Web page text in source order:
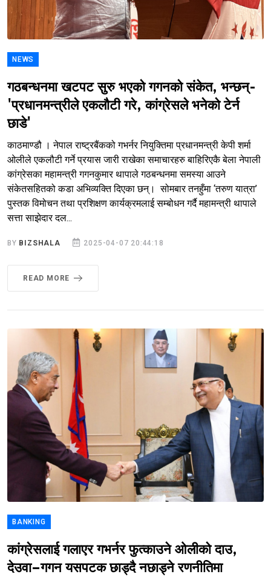
NEWS
गठबन्धनमा खटपट सुरु भएको गगनको संकेत, भन्छन्-
'प्रधानमन्त्रीले एकलौटी गरे, कांग्रेसले भनेको टेर्न
छाडे'
काठमाण्डौ । नेपाल राष्ट्रबैंकको गभर्नर नियुक्तिमा प्रधानमन्त्री केपी शर्मा
ओलीले एकलौटी गर्ने प्रयास जारी राखेका समाचारहरु बाहिरिएकै बेला नेपाली
कांग्रेसका महामन्त्री गगनकुमार थापाले गठबन्धनमा समस्या आउने
संकेतसहितको कडा अभिव्यक्ति दिएका छन्। सोमबार तनहुँमा ‘तरुण यात्रा’
पुस्तक विमोचन तथा प्रशिक्षण कार्यक्रमलाई सम्बोधन गर्दै महामन्त्री थापाले
सत्ता साझेदार दल...
BY BIZSHALA 2025-04-07 20:44:18
READ MORE
BANKING
कांग्रेसलाई गलाएर गभर्नर फुत्काउने ओलीको दाउ,
देउवा–गगन यसपटक छाड्दै नछाड्ने रणनीतिमा